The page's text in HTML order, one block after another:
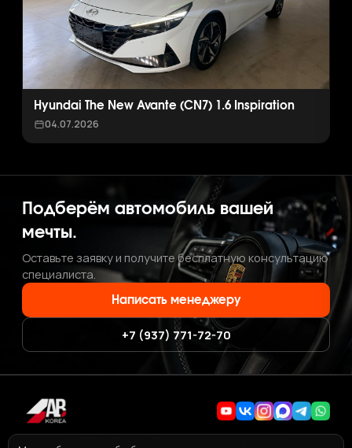
Hyundai The New Avante (CN7) 1.6 Inspiration
04.07.2026
Подберём автомобиль вашей
мечты.
Оставьте заявку и получите бесплатную консультацию
специалиста.
Написать менеджеру
+7 (937) 771-72-70